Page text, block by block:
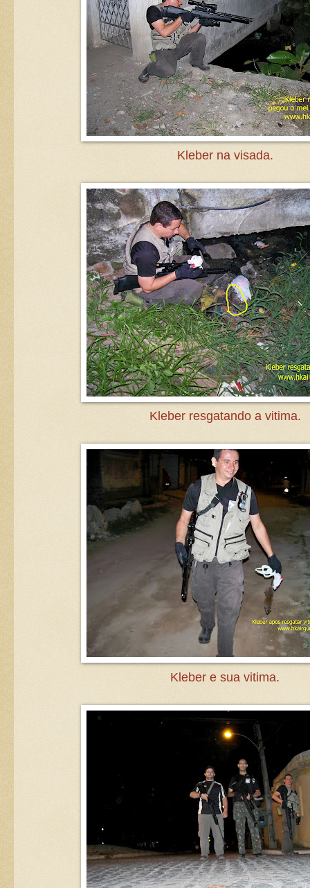
Kleber na visada.
Kleber resgatando a vitima.
Kleber e sua vitima.